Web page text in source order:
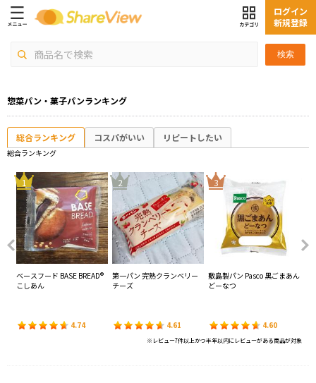
検索
ログイン
新規登録
惣菜パン・菓子パンランキング
総合ランキング コスパがいい リピートしたい
総合ランキング
1
ベースフード BASE BREAD®
こしあん
4.74
2
第一パン 完熟クランベリー
チーズ
4.61
3
敷島製パン Pasco 黒ごまあん
どーなつ
4.60
※レビュー7件以上かつ半年以内にレビューがある商品が対象